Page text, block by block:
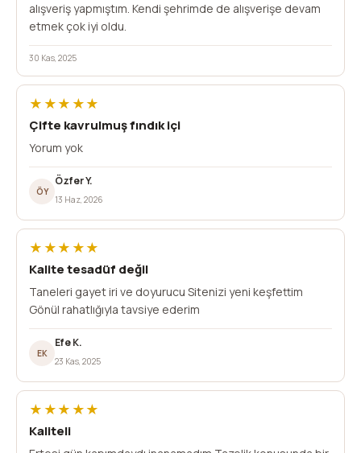
alışveriş yapmıştım. Kendi şehrimde de alışverişe devam
etmek çok iyi oldu.
30 Kas, 2025
★★★★★
Çifte kavrulmuş fındık içi
Yorum yok
ÖY
Özfer Y.
13 Haz, 2026
★★★★★
Kalite tesadüf değil
Taneleri gayet iri ve doyurucu Sitenizi yeni keşfettim
Gönül rahatlığıyla tavsiye ederim
EK
Efe K.
23 Kas, 2025
★★★★★
Kaliteli